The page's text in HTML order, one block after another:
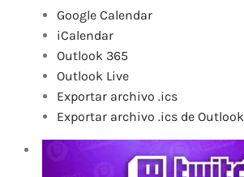
Google Calendar
iCalendar
Outlook 365
Outlook Live
Exportar archivo .ics
Exportar archivo .ics de Outlook